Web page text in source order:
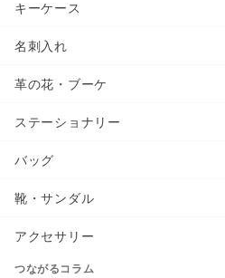
キーケース
名刺入れ
革の花・ブーケ
ステーショナリー
バッグ
靴・サンダル
アクセサリー
つながるコラム